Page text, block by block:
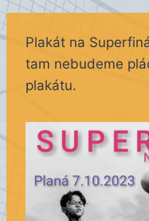
Plakát na
tam nebudeme
plakátu.